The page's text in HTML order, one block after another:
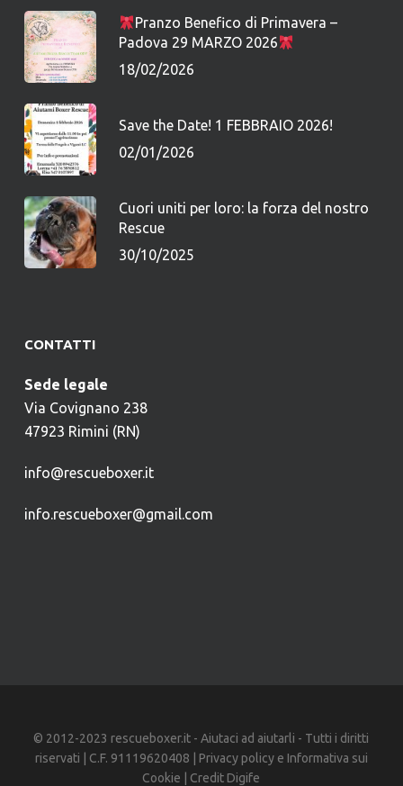
Pranzo Benefico di Primavera –
Padova 29 MARZO 2026
18/02/2026
Save the Date! 1 FEBBRAIO 2026!
02/01/2026
Cuori uniti per loro: la forza del nostro
Rescue
30/10/2025
CONTATTI
Sede legale
Via Covignano 238
47923 Rimini (RN)
info@rescueboxer.it
info.rescueboxer@gmail.com
© 2012-2023 rescueboxer.it - Aiutaci ad aiutarli - Tutti i diritti
riservati | C.F. 91119620408 | Privacy policye Informativa sui
Cookie | Credit Digife